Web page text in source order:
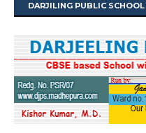
DARJILING PUBLIC